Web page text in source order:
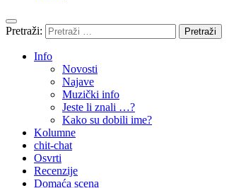
Pretraži:
Info
Novosti
Najave
Muzički info
Jeste li znali …?
Kako su dobili ime?
Kolumne
chit-chat
Osvrti
Recenzije
Domaća scena